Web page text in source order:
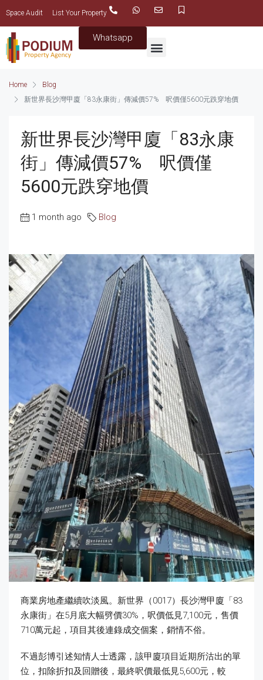
Space Audit List Your Property
Whatsapp
Home
Blog
新世界長沙灣甲廈「83永康街」傳減價57% 呎價僅5600元跌穿地價
新世界長沙灣甲廈「83永康
街」傳減價57% 呎價僅
5600元跌穿地價
1 month ago Blog
商業房地產繼續吹淡風。新世界（0017）長沙灣甲廈「83
永康街」在5月底大幅劈價30%，呎價低見7,100元，售價
710萬元起，項目其後連錄成交個案，銷情不俗。
不過彭博引述知情人士透露，該甲廈項目近期所沽出的單
位，扣除折扣及回贈後，最終呎價最低見5,600元，較